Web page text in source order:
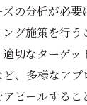
の分析が必要
グ施策を行う
切なターゲ
、多様なア
ピールするこ